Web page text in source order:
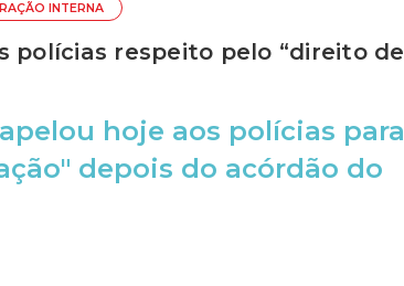
INTERNA
polícias respeito pelo “direito de
hoje aos polícias para
depois do acórdão do